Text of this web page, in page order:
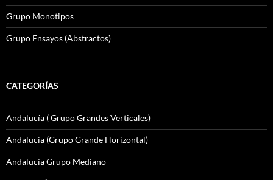
Grupo Monotipos
Grupo Ensayos (Abstractos)
CATEGORÍAS
Andalucía ( Grupo Grandes Verticales)
Andalucia (Grupo Grande Horizontal)
Andalucía Grupo Mediano